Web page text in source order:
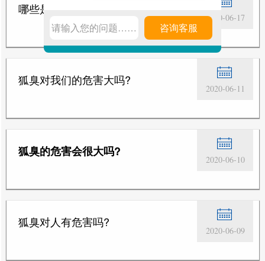
2020-06-17
哪些是腋臭可怕的危害.
2020-06-11
狐臭对我们的危害大吗?
2020-06-10
狐臭的危害会很大吗?
2020-06-09
狐臭对人有危害吗?
请输入您的问题…… 咨询客服